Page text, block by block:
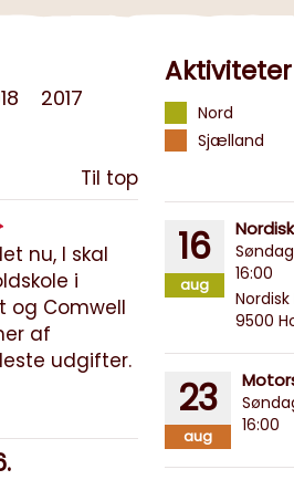
2017
Til top
nu, I skal
i
og Comwell
af
udgifter.
Aktiviteter
Nord
Sjælland
16
aug
16:00
9500
23
aug
16:00